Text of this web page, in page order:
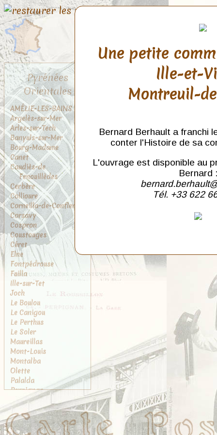
Pyrénées
Orientales
AMÉLIE-LES-BAINS
Argelès-sur-Mer
Arles-sur-Tech
Banyuls-sur-Mer
Bourg-Madame
Canet
Caudiès-de
Fenouillèdes
Cerbère
Collioure
Corneilla-de-Conflent
Corsavy
Cospron
Coustouges
Céret
Elne
Fontpédrouse
Fuilla
Ille-sur-Tet
Joch
Le Boulou
Le Canigou
Le Perthus
Le Soler
Maureillas
Mont-Louis
Montalba
Olette
Palalda
Perpignan
Port-Vendres
Prades
Prats-de-Mollo
Rivesaltes
Une petite
Ille-et-
Montreuil-
Bernard Berhault a franchi
conter l'Histoire de sa
L'ouvrage est disponible au
Bernard
Tél. +33 622